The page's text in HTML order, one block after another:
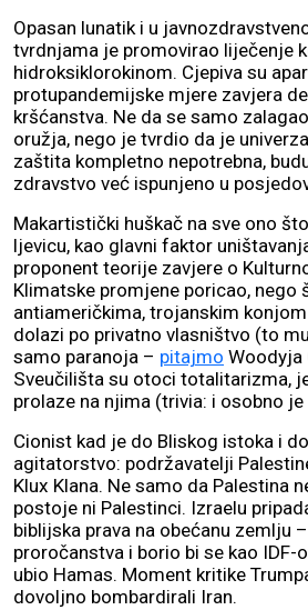
Opasan lunatik i u
tvrdnjama je promovirao liječenje
hidroksiklorokinom. Cjepiva su
protupandemijske mjere zavjera
kršćanstva. Ne da se samo
oružja, nego je tvrdio da je
zaštita kompletno nepotrebna,
zdravstvo već ispunjeno u
Makartistički huškač na sve ono
ljevicu, kao glavni faktor
proponent teorije zavjere o
Klimatske promjene poricao, nego
antiameričkima, trojanskim
dolazi po privatno vlasništvo (to
samo paranoja – pitajmo Woodyja
Sveučilišta su otoci totalitarizma,
prolaze na njima (trivia: i osobno
Cionist kad je do Bliskog istoka i
agitatorstvo: podržavatelji
Klux Klana. Ne samo da Palestina
postoje ni Palestinci. Izraelu
biblijska prava na obećanu zemlju
proročanstva i borio bi se kao IDF-
ubio Hamas. Moment kritike
dovoljno bombardirali Iran.